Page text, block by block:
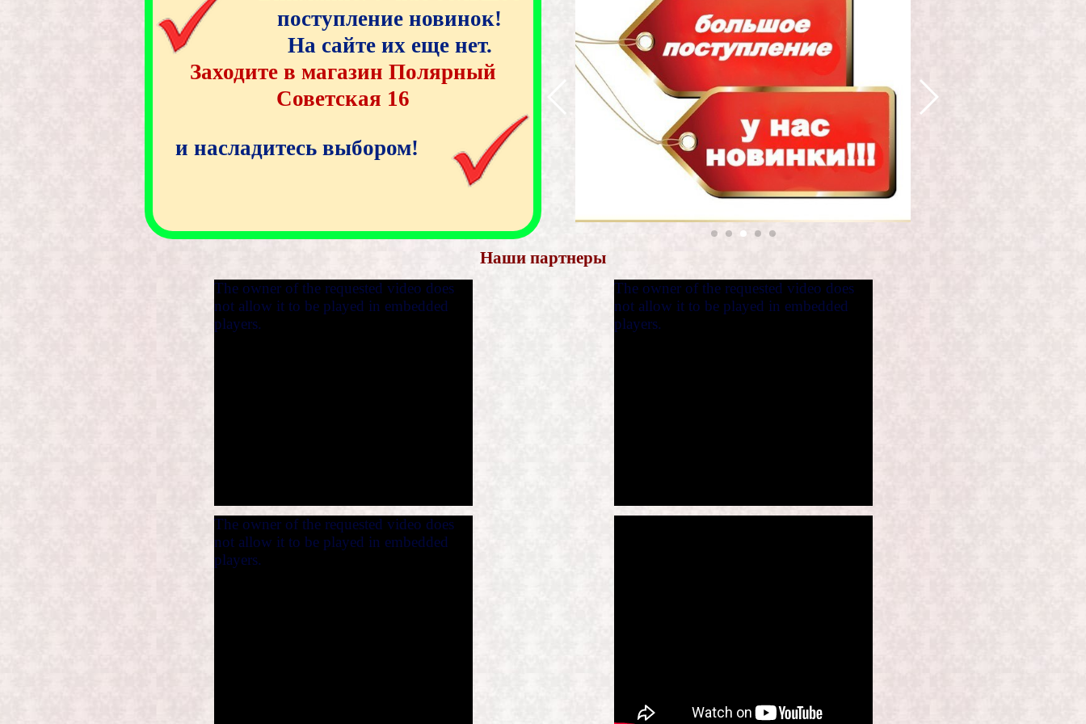
поступление новинок!
На сайте их еще нет.
Заходите в магазин Полярный
Советская 16
и насладитесь выбором!
Наши партнеры
The owner of the requested video does
not allow it to be played in embedded
players.
The owner of the requested video does
not allow it to be played in embedded
players.
The owner of the requested video does
not allow it to be played in embedded
players.